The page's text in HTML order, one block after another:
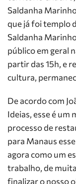
Saldanha
que já foi templo
Saldanha
público em geral
partir das 15h, e
cultura,
De acordo com
Ideias, esse é um
processo de
para Manaus
agora como um
trabalho, de
finalizar o nosso